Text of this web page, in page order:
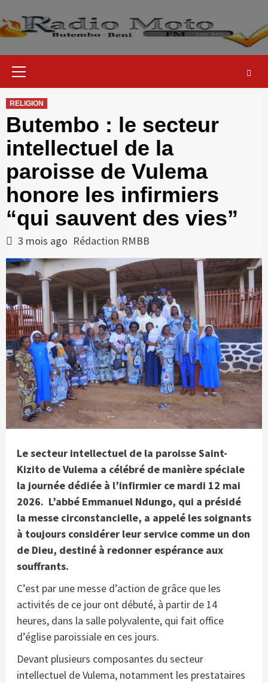
to
content
RELIGION
Butembo : le secteur
intellectuel de la
paroisse de Vulema
honore les infirmiers
“qui sauvent des vies”
3 mois ago Rédaction RMBB
Le secteur intellectuel de la paroisse Saint-
Kizito de Vulema a célébré de manière spéciale
la journée dédiée à l’infirmier ce mardi 12 mai
2026. L’abbé Emmanuel Ndungo, qui a présidé
la messe circonstancielle, a appelé les soignants
à toujours considérer leur service comme un don
de Dieu, destiné à redonner espérance aux
souffrants.
C’est par une messe d’action de grâce que les
activités de ce jour ont débuté, à partir de 14
heures, dans la salle polyvalente, qui fait office
d’église paroissiale en ces jours.
Devant plusieurs composantes du secteur
intellectuel de Vulema, notamment les prestataires